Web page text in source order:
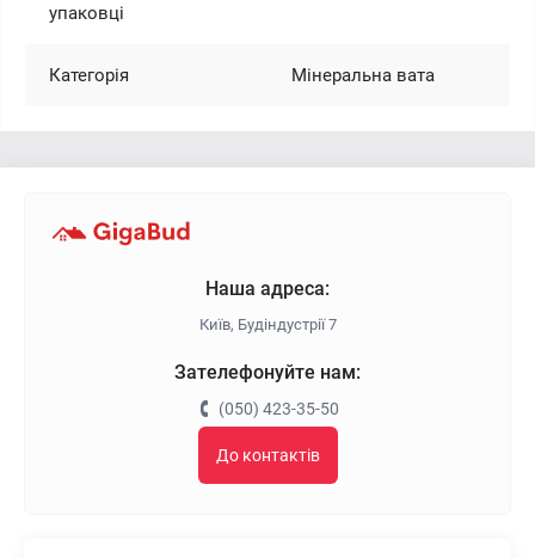
упаковці
Категорія Мінеральна вата
Наша адреса:
Київ, Будіндустрії 7
Зателефонуйте нам:
(050) 423-35-50
До контактів